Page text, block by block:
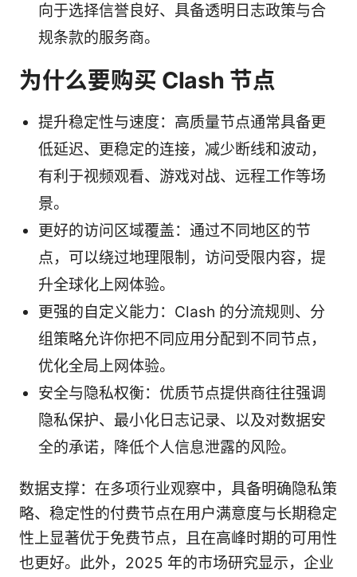
向于选择信誉良好、具备透明日志政策与合
规条款的服务商。
为什么要购买 Clash 节点
提升稳定性与速度：高质量节点通常具备更
低延迟、更稳定的连接，减少断线和波动，
有利于视频观看、游戏对战、远程工作等场
景。
更好的访问区域覆盖：通过不同地区的节
点，可以绕过地理限制，访问受限内容，提
升全球化上网体验。
更强的自定义能力：Clash 的分流规则、分
组策略允许你把不同应用分配到不同节点，
优化全局上网体验。
安全与隐私权衡：优质节点提供商往往强调
隐私保护、最小化日志记录、以及对数据安
全的承诺，降低个人信息泄露的风险。
数据支撑：在多项行业观察中，具备明确隐私策
略、稳定性的付费节点在用户满意度与长期稳定
性上显著优于免费节点，且在高峰时期的可用性
也更好。此外，2025 年的市场研究显示，企业